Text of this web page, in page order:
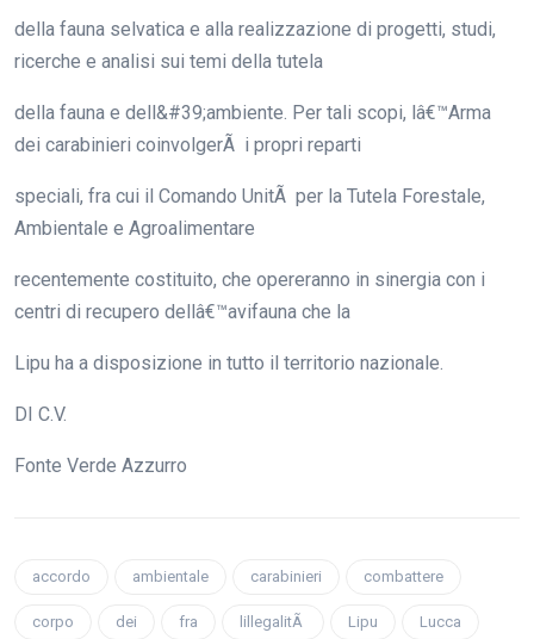
della fauna selvatica e alla realizzazione di progetti, studi,
ricerche e analisi sui temi della tutela
della fauna e dell&#39;ambiente. Per tali scopi, lâ€™Arma
dei carabinieri coinvolgerÃ i propri reparti
speciali, fra cui il Comando UnitÃ per la Tutela Forestale,
Ambientale e Agroalimentare
recentemente costituito, che opereranno in sinergia con i
centri di recupero dellâ€™avifauna che la
Lipu ha a disposizione in tutto il territorio nazionale.
DI C.V.
Fonte Verde Azzurro
accordo ambientale carabinieri combattere
corpo dei fra lillegalitÃ Lipu Lucca